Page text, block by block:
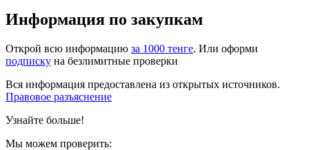
Информация по закупкам
Открой всю информацию за 1000 тенге. Или оформи
подписку на безлимитные проверки
Вся информация предоставлена из открытых источников.
Правовое разъяснение
Узнайте больше!
Мы можем проверить: